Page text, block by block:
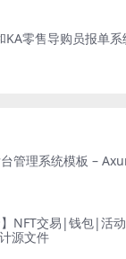
KA零售导购员报单
管理系统模板 –
】NFT交易|钱包|活
源文件